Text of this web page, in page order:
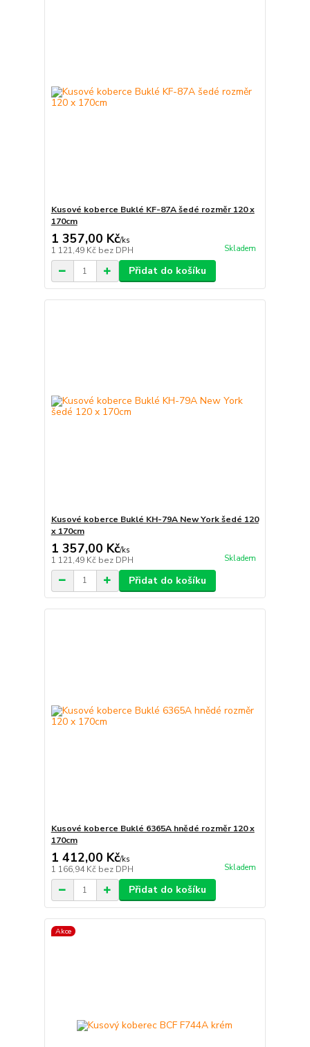
Kusové koberce Buklé KF-87A šedé rozměr 120 x
170cm
1 357,00 Kč/ks
1 121,49 Kč bez DPH Skladem
Přidat do košíku
Kusové koberce Buklé KH-79A New York šedé 120
x 170cm
1 357,00 Kč/ks
1 121,49 Kč bez DPH Skladem
Přidat do košíku
Kusové koberce Buklé 6365A hnědé rozměr 120 x
170cm
1 412,00 Kč/ks
1 166,94 Kč bez DPH Skladem
Přidat do košíku
Akce